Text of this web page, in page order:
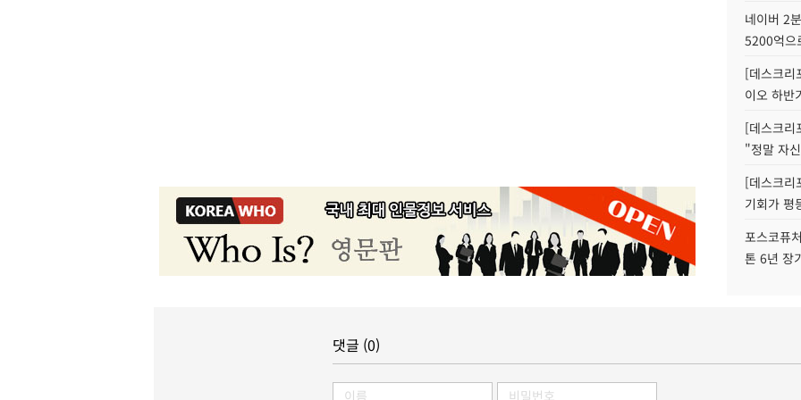
네이버 2
5200억으
[데스크리
이오 하반
[데스크리
"정말 자
[데스크리
기회가 평
포스코퓨
톤 6년 장
댓글 (0)